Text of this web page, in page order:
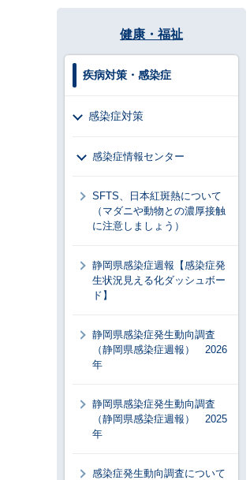
健康・福祉
疾病対策・感染症
感染症対策
感染症情報センター
SFTS、日本紅斑熱について
（マダニや動物との濃厚接触
に注意しましょう）
静岡県感染症週報【感染症発
生状況見える化ダッシュボー
ド】
静岡県感染症発生動向調査
（静岡県感染症週報） 2026
年
静岡県感染症発生動向調査
（静岡県感染症週報） 2025
年
感染症発生動向調査について